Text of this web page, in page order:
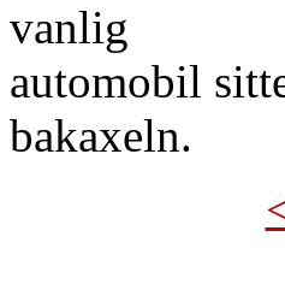
vanlig
automobil
bakaxeln.